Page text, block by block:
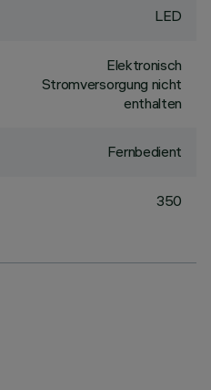
LED
Elektronisch
Stromversorgung nicht
enthalten
Fernbedient
350